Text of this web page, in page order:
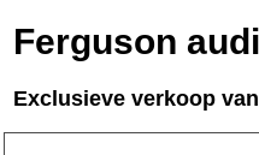
Ferguson
Exclusieve verkoop